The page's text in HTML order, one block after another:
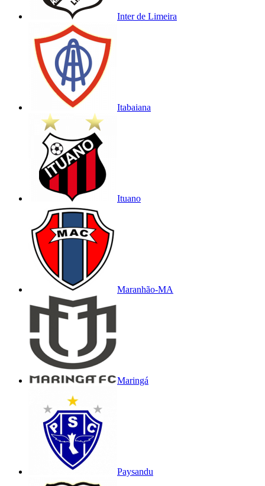
Inter de Limeira
Itabaiana
Ituano
Maranhão-MA
Maringá
Paysandu